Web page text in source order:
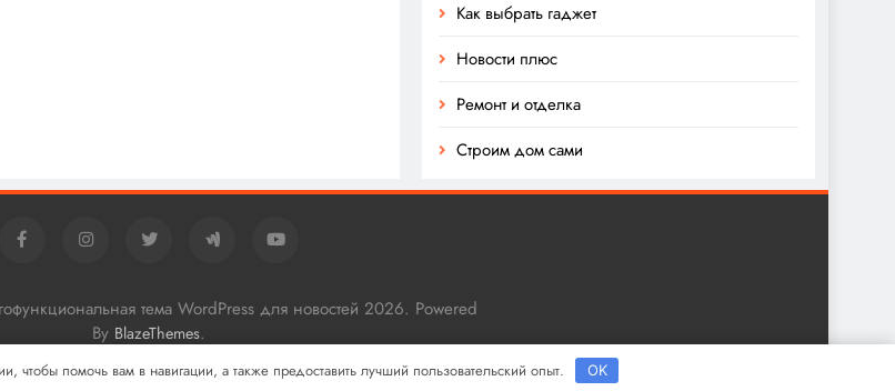
Как выбрать гаджет
Новости плюс
Ремонт и отделка
Строим дом сами
тема WordPress для новостей 2026. Powered
By BlazeThemes.
чтобы помочь вам в навигации, а также предоставить лучший пользовательский опыт. OK